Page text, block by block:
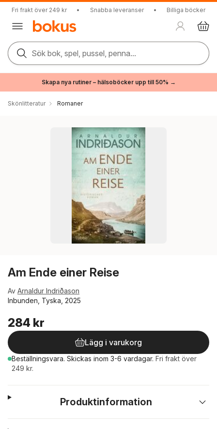
Fri frakt över 249 kr • Snabba leveranser • Billiga böcker
Sök bok, spel, pussel, penna...
Skapa nya rutiner – hälsoböcker upp till 50% →
Skönlitteratur Romaner
Am Ende einer Reise
Av Arnaldur Indriðason
Inbunden, Tyska, 2025
284 kr
Lägg i varukorg
Beställningsvara. Skickas inom 3-6 vardagar. Fri frakt över
249 kr.
Produktinformation